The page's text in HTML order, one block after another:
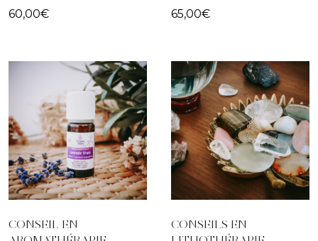
60,00€
65,00€
CONSEIL EN
CONSEILS EN